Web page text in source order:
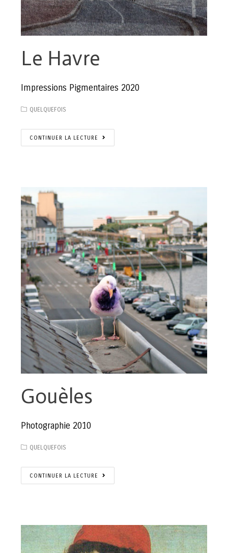
Le Havre
Impressions Pigmentaires 2020
QUELQUEFOIS
CONTINUER LA LECTURE
Gouèles
Photographie 2010
QUELQUEFOIS
CONTINUER LA LECTURE